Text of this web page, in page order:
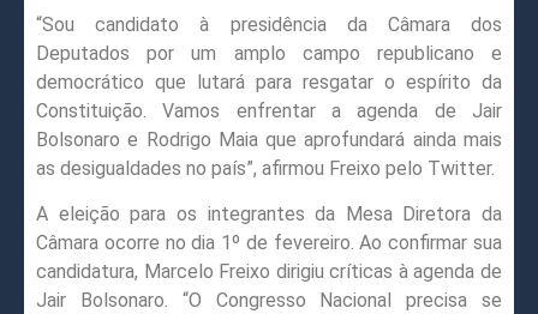
“Sou candidato à presidência da Câmara dos
Deputados por um amplo campo republicano e
democrático que lutará para resgatar o espírito da
Constituição. Vamos enfrentar a agenda de Jair
Bolsonaro e Rodrigo Maia que aprofundará ainda mais
as desigualdades no país”, afirmou Freixo pelo Twitter.
A eleição para os integrantes da Mesa Diretora da
Câmara ocorre no dia 1º de fevereiro. Ao confirmar sua
candidatura, Marcelo Freixo dirigiu críticas à agenda de
Jair Bolsonaro. “O Congresso Nacional precisa se